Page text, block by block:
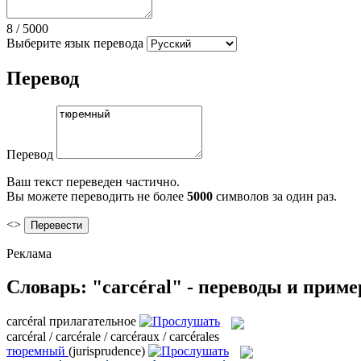
8 / 5000
Выберите язык перевода
Перевод
Перевод
Ваш текст переведен частично.
Вы можете переводить не более 5000 символов за один раз.
<>
Реклама
Словарь: "carcéral" - переводы и
carcéral прилагательное
carcéral / carcérale / carcéraux / carcérales
тюремный (jurisprudence)